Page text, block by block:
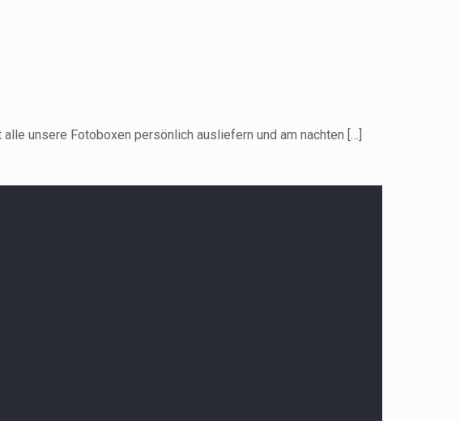
unsere Fotoboxen persönlich ausliefern und am nachten […]